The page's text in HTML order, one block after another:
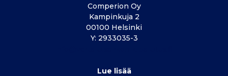
Comperion Oy
Kampinkuja 2
00100 Helsinki
Y: 2933035-3
Lue lisää